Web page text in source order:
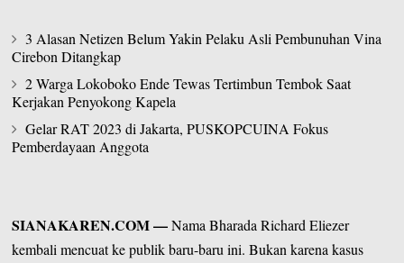
3 Alasan Netizen Belum Yakin Pelaku Asli Pembunuhan Vina
Cirebon Ditangkap
2 Warga Lokoboko Ende Tewas Tertimbun Tembok Saat
Kerjakan Penyokong Kapela
Gelar RAT 2023 di Jakarta, PUSKOPCUINA Fokus
Pemberdayaan Anggota
SIANAKAREN.COM—Nama Bharada Richard Eliezer
kembali mencuat ke publik baru-baru ini. Bukan karena kasus